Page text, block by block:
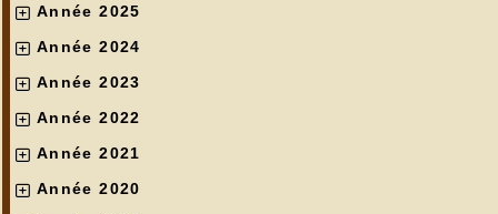
Année 2025
Année 2024
Année 2023
Année 2022
Année 2021
Année 2020